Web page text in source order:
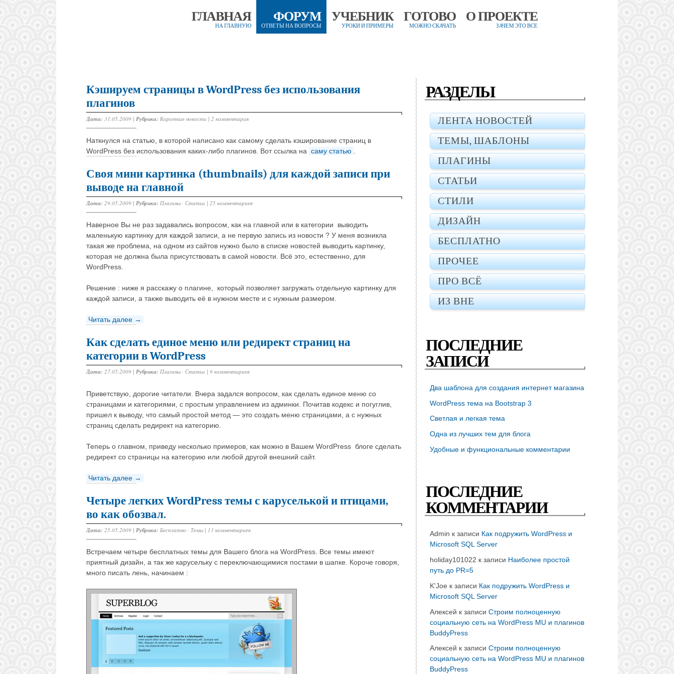
ГЛАВНАЯ
НА ГЛАВНУЮ
ФОРУМ
ОТВЕТЫ НА ВОПРОСЫ
УЧЕБНИК
УРОКИ И ПРИМЕРЫ
ГОТОВО
МОЖНО СКАЧАТЬ
О ПРОЕКТЕ
ЗАЧЕМ ЭТО ВСЕ
Кэшируем страницы в WordPress без использования
плагинов
Дата: 31.05.2009 | Рубрика: Короткие новости | 2 комментария
Наткнулся на статью, в которой написано как самому сделать кэширование страниц в
WordPress без использования каких-либо плагинов. Вот ссылка на саму статью
Своя мини картинка (thumbnails) для каждой записи при
выводе на главной
Дата: 29.05.2009 | Рубрика: Плагины · Статьи | 25 комментариев
Наверное Вы не раз задавались вопросом, как на главной или в категории выводить
маленькую картинку для каждой записи, а не первую запись из новости ? У меня возникла
такая же проблема, на одном из сайтов нужно было в списке новостей выводить картинку,
которая не должна была присутствовать в самой новости. Всё это, естественно, для
WordPress.
Решение : ниже я расскажу о плагине, который позволяет загружать отдельную картинку для
каждой записи, а также выводить её в нужном месте и с нужным размером.
Читать далее →
Как сделать единое меню или редирект страниц на
категории в WordPress
Дата: 27.05.2009 | Рубрика: Плагины · Статьи | 9 комментариев
Приветствую, дорогие читатели. Вчера задался вопросом, как сделать единое меню со
страницами и категориями, с простым управлением из админки. Почитав кодекс и погуглив,
пришел к выводу, что самый простой метод — это создать меню страницами, а с нужных
страниц сделать редирект на категорию.
Теперь о главном, приведу несколько примеров, как можно в Вашем WordPress блоге сделать
редирект со страницы на категорию или любой другой внешний сайт.
Читать далее →
Четыре легких WordPress темы с каруселькой и птицами,
во как обозвал.
Дата: 25.05.2009 | Рубрика: Бесплатно · Темы | 13 комментариев
Встречаем четыре бесплатных темы для Вашего блога на WordPress. Все темы имеют
приятный дизайн, а так же карусельку с переключающимися постами в шапке. Короче говоря,
много писать лень, начинаем :
РАЗДЕЛЫ
ЛЕНТА НОВОСТЕЙ
ТЕМЫ, ШАБЛОНЫ
ПЛАГИНЫ
СТАТЬИ
СТИЛИ
ДИЗАЙН
БЕСПЛАТНО
ПРОЧЕЕ
ПРО ВСЁ
ИЗ ВНЕ
ПОСЛЕДНИЕ
ЗАПИСИ
Два шаблона для создания интернет магазина
WordPress тема на Bootstrap 3
Светлая и легкая тема
Одна из лучших тем для блога
Удобные и функциональные комментарии
ПОСЛЕДНИЕ
КОММЕНТАРИИ
Admin к записи Как подружить WordPress и
Microsoft SQL Server
holiday101022 к записи Наиболее простой
путь до PR=5
K'Joe к записи Как подружить WordPress и
Microsoft SQL Server
Алексей к записи Строим полноценную
социальную сеть на WordPress MU и плагинов
BuddyPress
Алексей к записи Строим полноценную
социальную сеть на WordPress MU и плагинов
BuddyPress